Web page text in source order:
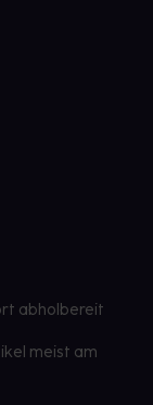
abholbereit
meist am